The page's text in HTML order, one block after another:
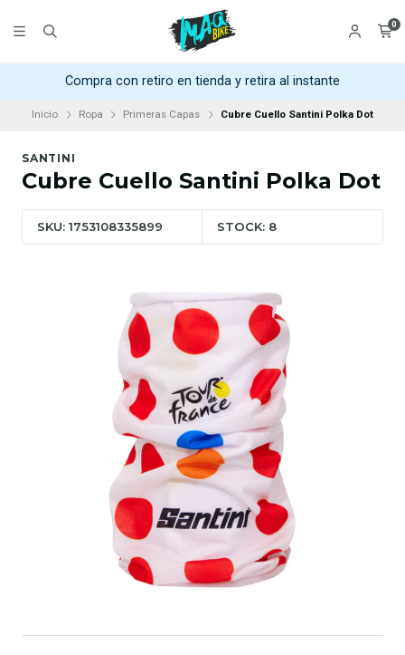
0
Compra con retiro en tienda y retira al instante
Inicio Ropa Primeras Capas Cubre Cuello Santini Polka Dot
SANTINI
Cubre Cuello Santini Polka Dot
SKU: 1753108335899 STOCK: 8